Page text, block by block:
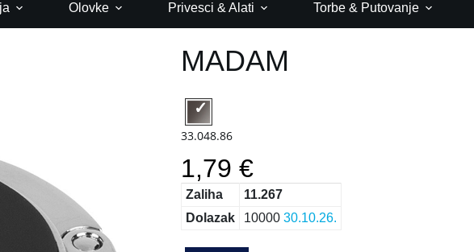
Olovke Privesci & Alati Torbe & Putovanje
MADAM
33.048.86
1,79 €
Zaliha
11.267
Dolazak
10000 30.10.26.